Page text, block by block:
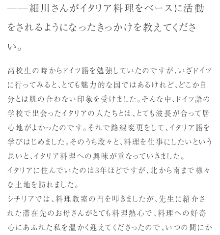
──細川さんがイタリア料理をベースに活動
をされるようになったきっかけを教えてくださ
い。
高校生の時からドイツ語を勉強していたのですが、いざドイツ
に行ってみると、とても魅力的な国ではあるけれど、どこか自
分とは肌の合わない印象を受けました。そんな中、ドイツ語の
学校で出会ったイタリアの人たちとは、とても波長が合って居
心地がよかったのです。それで路線変更をして、イタリア語を
学びはじめました。そのうち段々と、料理を仕事にしたいという
思いと、イタリア料理への興味が重なっていきました。
イタリアに住んでいたのは3年ほどですが、北から南まで様々
な土地を訪れました。
シチリアでは、料理教室の門を叩きましたが、先生に紹介さ
れた滞在先のお母さんがとても料理熱心で、料理への好奇
心にあふれた私を温かく迎えてくださったので、いつの間にか